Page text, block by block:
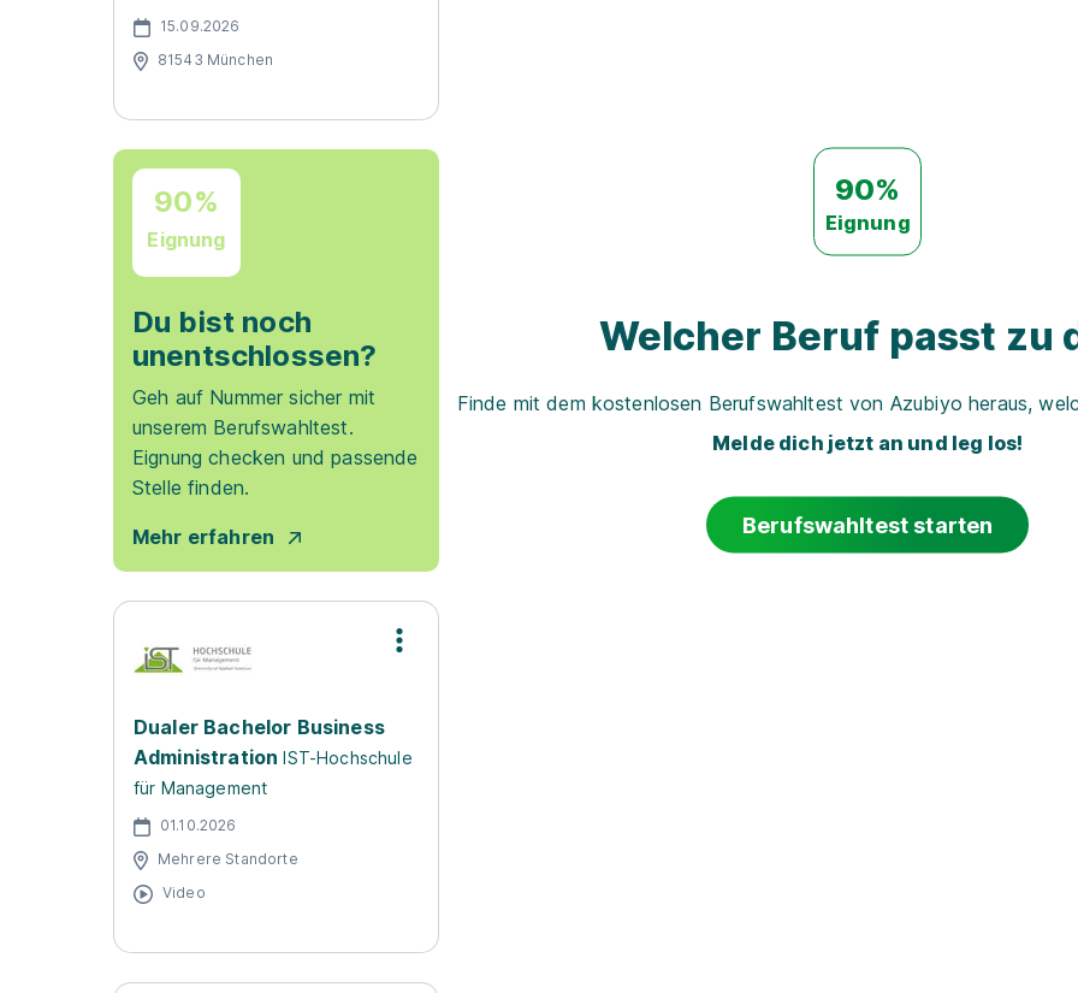
15.09.2026
81543 München
90%
Eignung
Du bist noch
unentschlossen?
Geh auf Nummer sicher mit
unserem Berufswahltest.
Eignung checken und passende
Stelle finden.
Mehr erfahren
Dualer Bachelor Business
Administration IST-Hochschule
für Management
01.10.2026
Mehrere Standorte
Video
90%
Eignung
Welcher Beruf passt zu
Finde mit dem kostenlosen Berufswahltest von Azubiyo heraus,
Melde dich jetzt an und leg los!
Berufswahltest starten